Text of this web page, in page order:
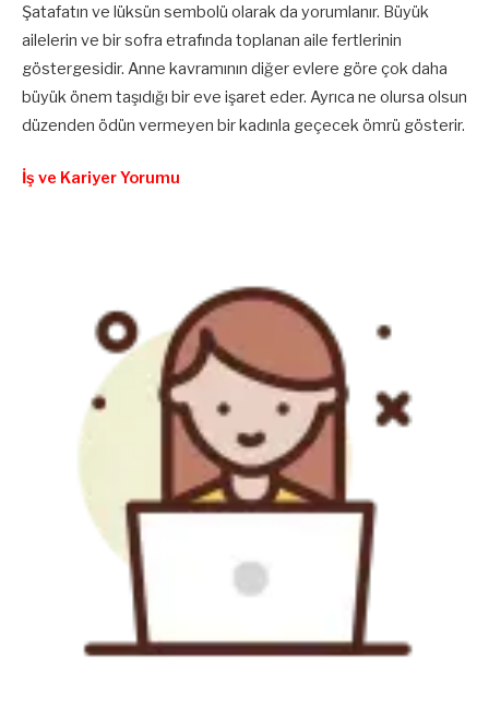
Şatafatın ve lüksün sembolü olarak da yorumlanır. Büyük
ailelerin ve bir sofra etrafında toplanan aile fertlerinin
göstergesidir. Anne kavramının diğer evlere göre çok daha
büyük önem taşıdığı bir eve işaret eder. Ayrıca ne olursa olsun
düzenden ödün vermeyen bir kadınla geçecek ömrü gösterir.
İş ve Kariyer Yorumu